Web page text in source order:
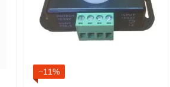
−11%